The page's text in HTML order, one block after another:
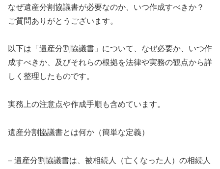
なぜ遺産分割協議書が必要なのか、いつ作成すべきか？
ご質問ありがとうございます。
以下は「遺産分割協議書」について、なぜ必要か、いつ作
成すべきか、及びそれらの根拠を法律や実務の観点から詳
しく整理したものです。
実務上の注意点や作成手順も含めています。
遺産分割協議書とは何か（簡単な定義）
– 遺産分割協議書は、被相続人（亡くなった人）の相続人